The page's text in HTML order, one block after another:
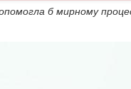
б мирному